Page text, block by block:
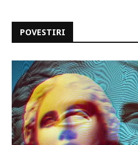
POVESTIRI